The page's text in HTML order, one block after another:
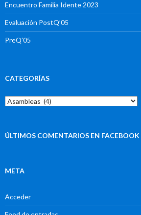
Encuentro Familia Idente 2023
Evaluación PostQ’05
PreQ’05
CATEGORÍAS
Categorías
ÚLTIMOS COMENTARIOS EN FACEBOOK
META
Acceder